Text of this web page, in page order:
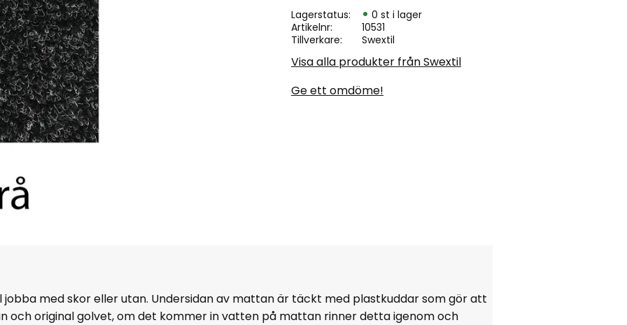
Lagerstatus
0 st i lager
Artikelnr
10531
Tillverkare
Swextil
Visa alla produkter från Swextil
Ge ett omdöme!
med skor eller utan. Undersidan av mattan är täckt med plastkuddar som gör att
och original golvet, om det kommer in vatten på mattan rinner detta igenom och